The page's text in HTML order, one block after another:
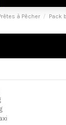
à Pêcher Pack